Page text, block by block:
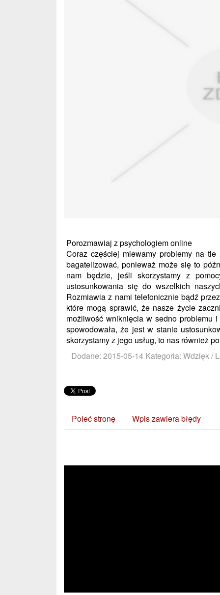
Porozmawiaj z psychologiem online
Coraz częściej miewamy problemy na
bagatelizować, ponieważ może się to
nam będzie, jeśli skorzystamy z
ustosunkowania się do wszelkich
Rozmiawia z nami telefonicznie bądź
które mogą sprawić, że nasze życie
możliwość wniknięcia w sedno problemu
spowodowała, że jest w stanie
skorzystamy z jego usług, to nas również
Dodane: 2015-05-14 Kategoria: Wdzięk /
Poleć stronę Wpis zawiera błędy